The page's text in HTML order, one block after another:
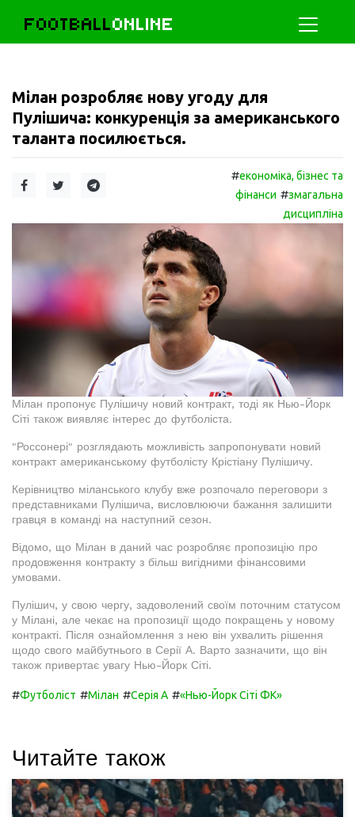
FOOTBALLONLINE
Мілан розробляє нову угоду для
Пулішича: конкуренція за американського
таланта посилюється.
#економіка, бізнес та
фінанси #змагальна
дисципліна
Мілан пропонує Пулішичу новий контракт, тоді як Нью-Йорк
Сіті також виявляє інтерес до футболіста.
"Россонері" розглядають можливість запропонувати новий
контракт американському футболісту Крістіану Пулішичу.
Керівництво міланського клубу вже розпочало переговори з
представниками Пулішича, висловлюючи бажання залишити
гравця в команді на наступний сезон.
Відомо, що Мілан в даний час розробляє пропозицію про
продовження контракту з більш вигідними фінансовими
умовами.
Пулішич, у свою чергу, задоволений своїм поточним статусом
у Мілані, але чекає на пропозиції щодо покращень у новому
контракті. Після ознайомлення з нею він ухвалить рішення
щодо свого майбутнього в Серії А. Варто зазначити, що він
також привертає увагу Нью-Йорк Сіті.
#Футболіст #Мілан #Серія А #«Нью-Йорк Сіті ФК»
Читайте також